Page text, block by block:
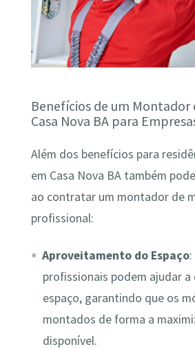
Benefícios de um Montador
Casa Nova BA para
Além dos benefícios para
em Casa Nova BA também
ao contratar um montador de
profissional:
Aproveitamento do Espaço
profissionais podem ajudar
espaço, garantindo que os
montados de forma a
disponível.